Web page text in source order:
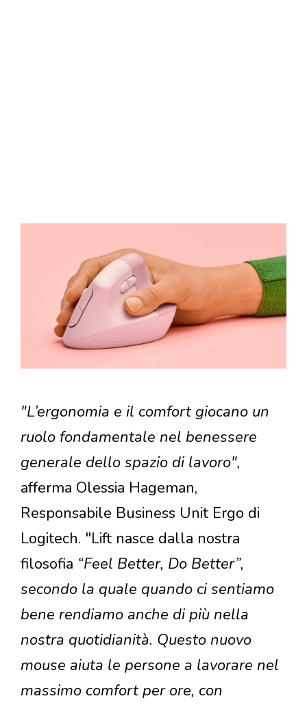
"L’ergonomia e il comfort giocano un
ruolo fondamentale nel benessere
generale dello spazio di lavoro",
afferma Olessia Hageman,
Responsabile Business Unit Ergo di
Logitech. "Lift nasce dalla nostra
filosofia “Feel Better, Do Better”,
secondo la quale quando ci sentiamo
bene rendiamo anche di più nella
nostra quotidianità. Questo nuovo
mouse aiuta le persone a lavorare nel
massimo comfort per ore, con